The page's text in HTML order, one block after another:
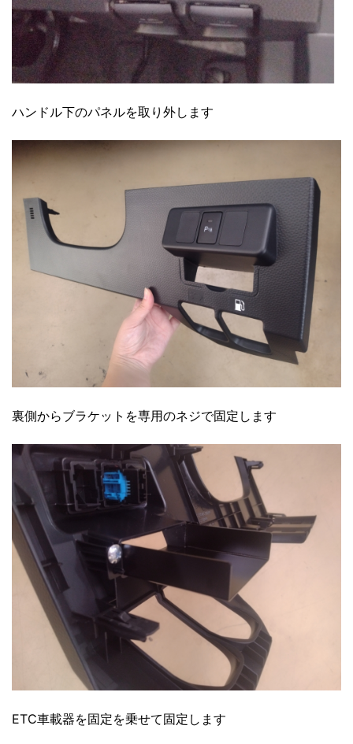
ハンドル下のパネルを取り外します
裏側からブラケットを専用のネジで固定します
ETC車載器を固定を乗せて固定します